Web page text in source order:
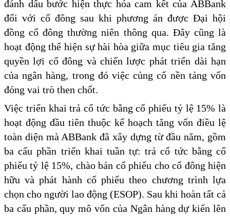
đánh dấu bước hiện thực hóa cam kết của ABBank
đối với cổ đông sau khi phương án được Đại hội
đồng cổ đông thường niên thông qua. Đây cũng là
hoạt động thể hiện sự hài hòa giữa mục tiêu gia tăng
quyền lợi cổ đông và chiến lược phát triển dài hạn
của ngân hàng, trong đó việc củng cố nền tảng vốn
đóng vai trò then chốt.
Việc triển khai trả cổ tức bằng cổ phiếu tỷ lệ 15% là
hoạt động đầu tiên thuộc kế hoạch tăng vốn điều lệ
toàn diện mà ABBank đã xây dựng từ đầu năm, gồm
ba cấu phần triển khai tuần tự: trả cổ tức bằng cổ
phiếu tỷ lệ 15%, chào bán cổ phiếu cho cổ đông hiện
hữu và phát hành cổ phiếu theo chương trình lựa
chọn cho người lao động (ESOP). Sau khi hoàn tất cả
ba cấu phần, quy mô vốn của Ngân hàng dự kiến lên